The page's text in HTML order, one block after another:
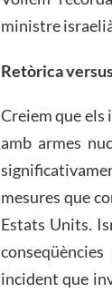
ministre
Retòrica
Creiem que els
amb armes
mesures que
Estats Units.
incident que